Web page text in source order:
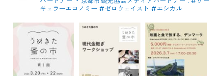
キュラーエコノミー #ゼロウェイスト #エシカル